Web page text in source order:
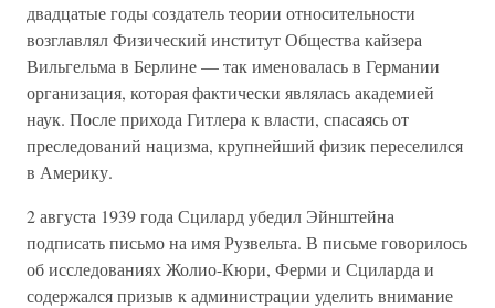
двадцатые годы создатель теории относительности
возглавлял Физический институт Общества кайзера
Вильгельма в Берлине — так именовалась в Германии
организация, которая фактически являлась академией
наук. После прихода Гитлера к власти, спасаясь от
преследований нацизма, крупнейший физик переселился
в Америку.
2 августа 1939 года Сцилард убедил Эйнштейна
подписать письмо на имя Рузвельта. В письме говорилось
об исследованиях Жолио-Кюри, Ферми и Сциларда и
содержался призыв к администрации уделить внимание